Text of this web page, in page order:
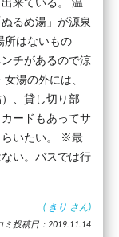
来ている。 温
るめ湯」が源泉
所はないもの
チがあるので涼
湯の外には、
、貸し切り部
ードもあってサ
らいたい。 ※最
い。バスでは行
( きり さん)
ミ投稿日：2019.11.14